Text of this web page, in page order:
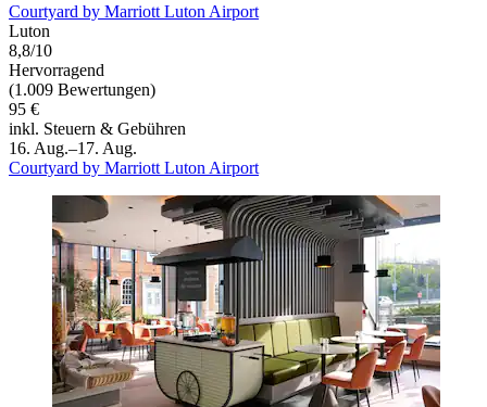
Courtyard by Marriott Luton Airport
Luton
8,8/10
Hervorragend
(1.009 Bewertungen)
95 €
inkl. Steuern & Gebühren
16. Aug.–17. Aug.
Courtyard by Marriott Luton Airport